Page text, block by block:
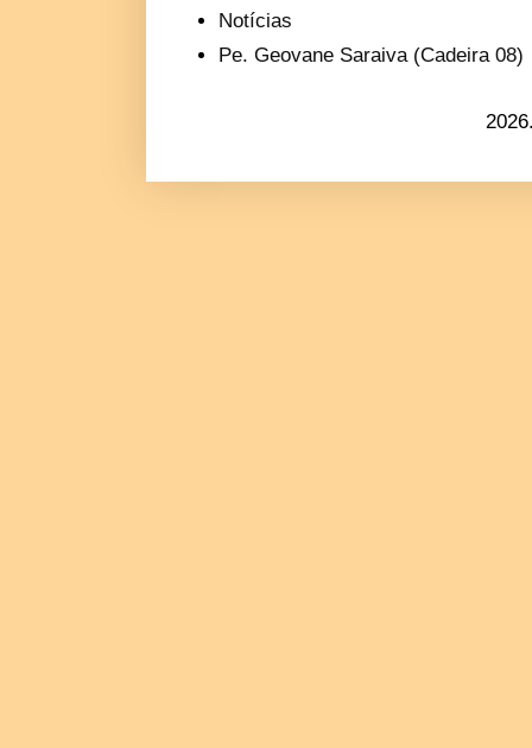
Notícias
Pe. Geovane Saraiva (Cadeira 08)